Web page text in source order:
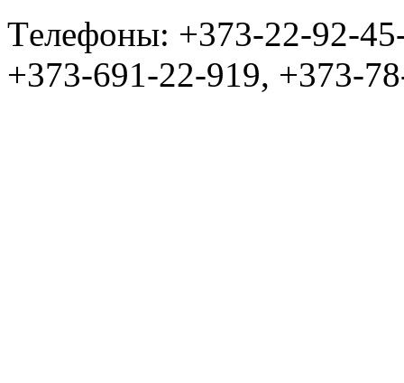
Tелефоны: +373-22-92-
+373-691-22-919, +373-